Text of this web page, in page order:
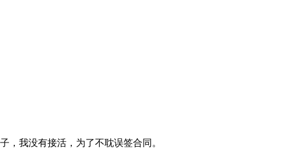
，我没有接活，为了不耽误签合同。